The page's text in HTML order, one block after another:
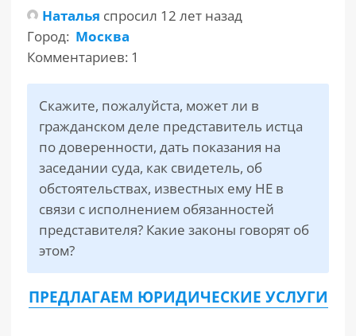
РАЗДЕЛЫ
САЙТАНаталья спросил 12 лет назад
Город: Москва
Комментариев: 1
Скажите, пожалуйста, может ли в
гражданском деле представитель истца
по доверенности, дать показания на
заседании суда, как свидетель, об
обстоятельствах, известных ему НЕ в
связи с исполнением обязанностей
представителя? Какие законы говорят об
этом?
ПРЕДЛАГАЕМ ЮРИДИЧЕСКИЕ УСЛУГИ